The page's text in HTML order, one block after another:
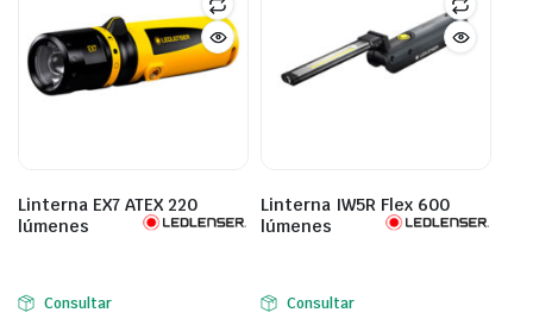
Linterna EX7 ATEX 220
lúmenes
Consultar
Linterna IW5R Flex 600
lúmenes
Consultar